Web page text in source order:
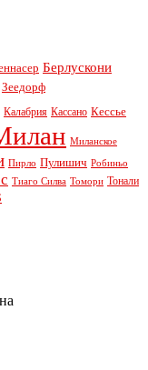
Берлускони
Зеедорф
Калабрия Кассано Кессье
Миланское
Пирло Пулишич Робиньо
Тиаго Силва Томори Тонали